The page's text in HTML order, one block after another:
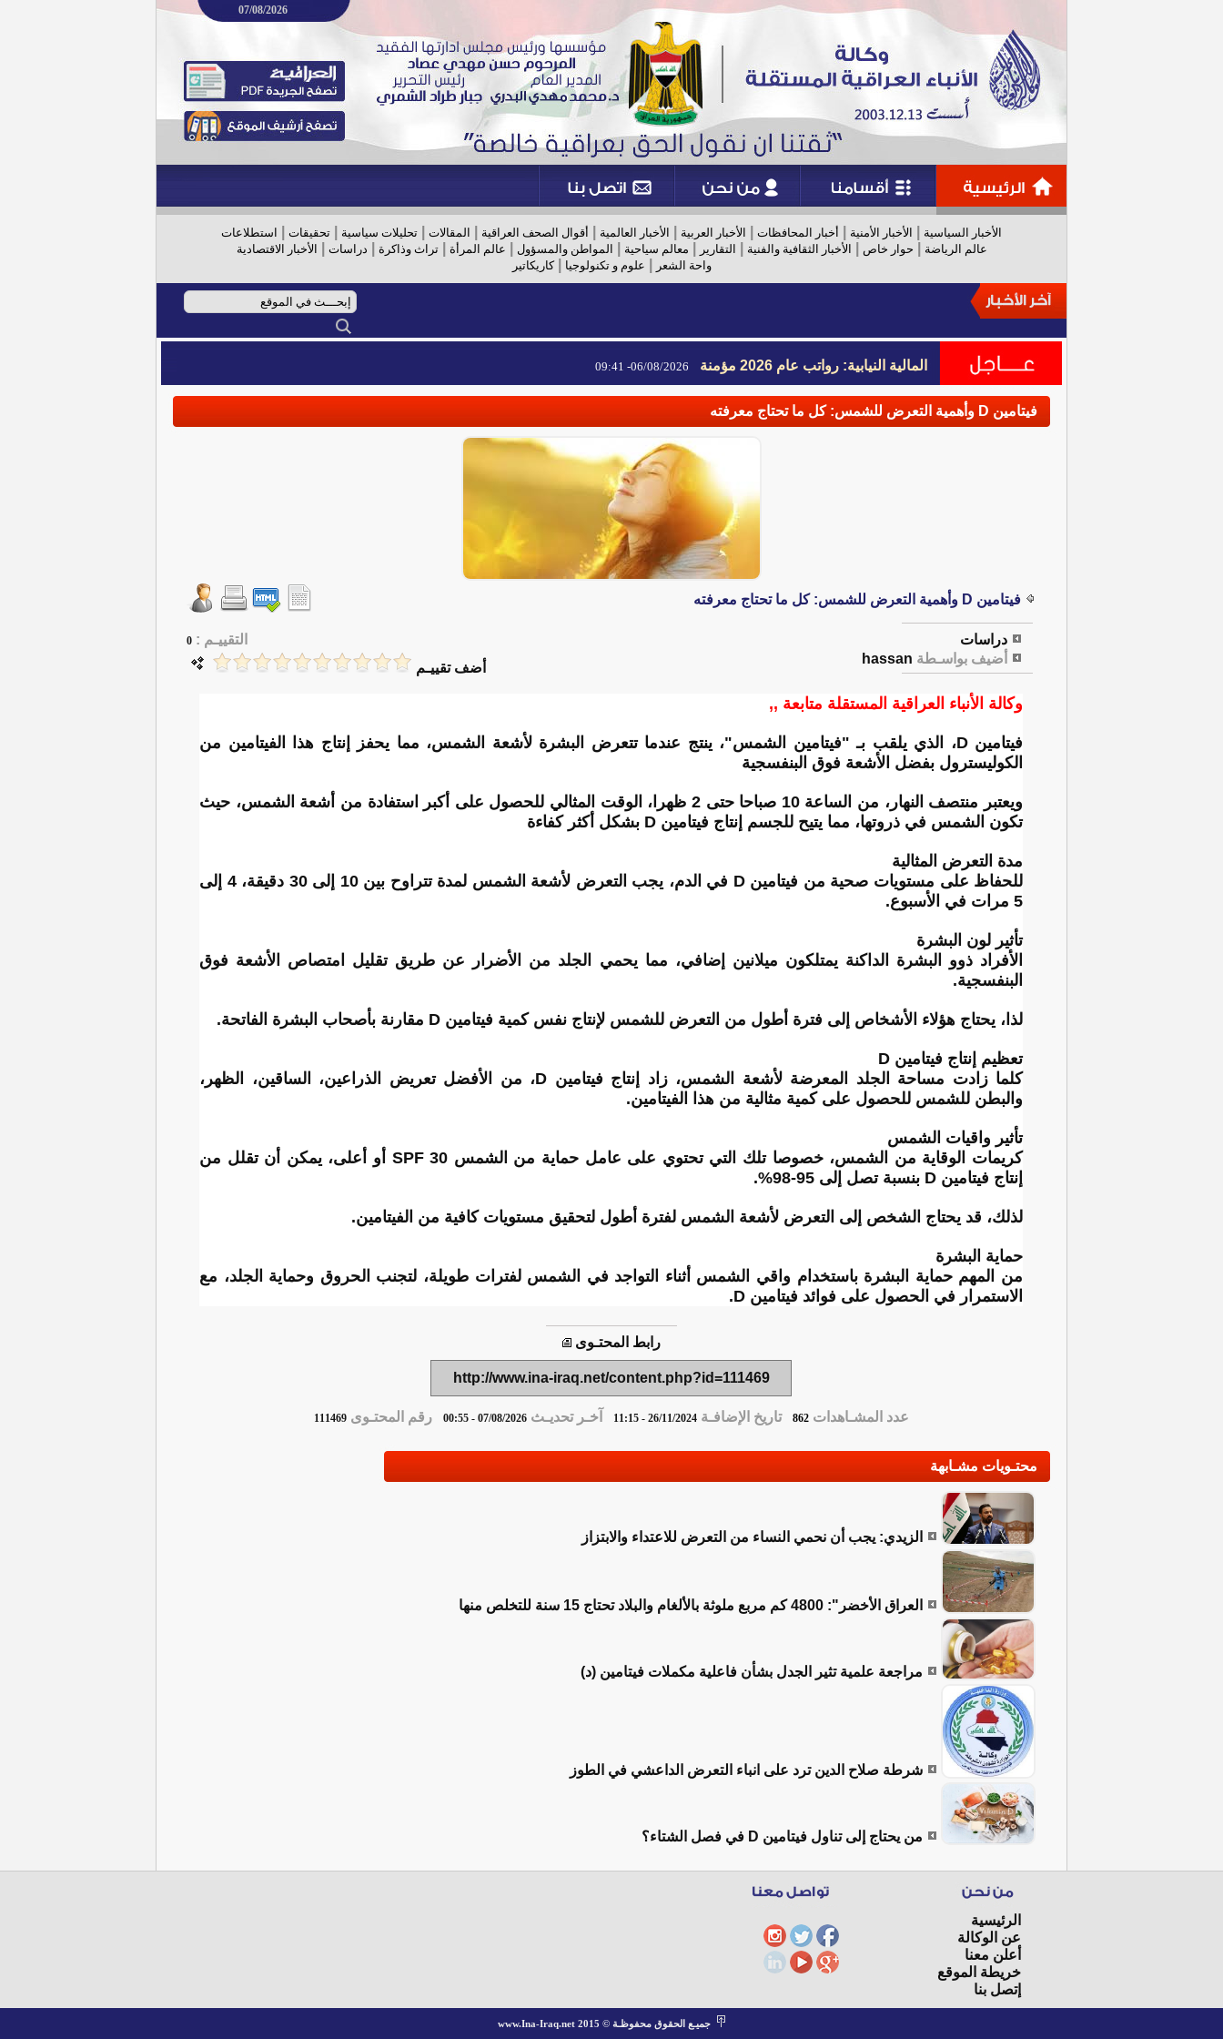
07/08/2026
الأخبار السياسية الأخبار الأمنية أخبار المحافظات الأخبار العربية الأخبار العالمية أقوال الصحف العراقية المقالات تحليلات سياسية تحقيقات
استطلاعات
عالم الرياضة
حوار خاص الأخبار الثقافية والفنية التقارير معالم سياحية المواطن والمسؤول عالم المرأة |تراث وذاكرة دراسات
الأخبار الاقتصادية
واحة الشعر
علوم و تكنولوجيا |كاريكاتير
المالية النيابية: رواتب عام 2026 مؤمنة 06/08/2026- 09:41
المالية النيابية: رواتب عام 2026 مؤمنة 06/08/2026- 09:41
فيتامين D وأهمية التعرض للشمس: كل ما تحتاج معرفته
فيتامين D وأهمية التعرض للشمس: كل ما تحتاج معرفته
دراسات التقييـم : 0
أضيف بواسـطة hassan
أضف تقييـم
وكالة الأنباء العراقية المستقلة متابعة ,,
فيتامين D، الذي يلقب بـ "فيتامين الشمس"، ينتج عندما تتعرض البشرة لأشعة الشمس، مما يحفز إنتاج هذا الفيتامين من
الكوليسترول بفضل الأشعة فوق البنفسجية
ويعتبر منتصف النهار، من الساعة 10 صباحا حتى 2 ظهرا، الوقت المثالي للحصول على أكبر استفادة من أشعة الشمس، حيث
تكون الشمس في ذروتها، مما يتيح للجسم إنتاج فيتامين D بشكل أكثر كفاءة
مدة التعرض المثالية
للحفاظ على مستويات صحية من فيتامين D في الدم، يجب التعرض لأشعة الشمس لمدة تتراوح بين 10 إلى 30 دقيقة، 4 إلى
5 مرات في الأسبوع.
تأثير لون البشرة
الأفراد ذوو البشرة الداكنة يمتلكون ميلانين إضافي، مما يحمي الجلد من الأضرار عن طريق تقليل امتصاص الأشعة فوق
البنفسجية.
لذا، يحتاج هؤلاء الأشخاص إلى فترة أطول من التعرض للشمس لإنتاج نفس كمية فيتامين D مقارنة بأصحاب البشرة الفاتحة.
تعظيم إنتاج فيتامين D
كلما زادت مساحة الجلد المعرضة لأشعة الشمس، زاد إنتاج فيتامين D، من الأفضل تعريض الذراعين، الساقين، الظهر،
والبطن للشمس للحصول على كمية مثالية من هذا الفيتامين.
تأثير واقيات الشمس
كريمات الوقاية من الشمس، خصوصا تلك التي تحتوي على عامل حماية من الشمس SPF 30 أو أعلى، يمكن أن تقلل من
إنتاج فيتامين D بنسبة تصل إلى 95-98%.
لذلك، قد يحتاج الشخص إلى التعرض لأشعة الشمس لفترة أطول لتحقيق مستويات كافية من الفيتامين.
حماية البشرة
من المهم حماية البشرة باستخدام واقي الشمس أثناء التواجد في الشمس لفترات طويلة، لتجنب الحروق وحماية الجلد، مع
الاستمرار في الحصول على فوائد فيتامين D.
رابط المحتـوى
http://www.ina-iraq.net/content.php?id=111469
عدد المشـاهدات862 تاريخ الإضافـة26/11/2024 - 11:15 آخـر تحديـث07/08/2026 - 00:55 رقم المحتـوى111469
محتـويات مشـابهة
الزيدي: يجب أن نحمي النساء من التعرض للاعتداء والابتزاز
العراق الأخضر": 4800 كم مربع ملوثة بالألغام والبلاد تحتاج 15 سنة للتخلص منها
مراجعة علمية تثير الجدل بشأن فاعلية مكملات فيتامين (د)
شرطة صلاح الدين ترد على انباء التعرض الداعشي في الطوز
من يحتاج إلى تناول فيتامين D في فصل الشتاء؟
الرئيسية
عن الوكالة
أعلن معنا
خريطة الموقع
إتصل بنا
جميـع الحقوق محفوظـة © www.Ina-Iraq.net 2015